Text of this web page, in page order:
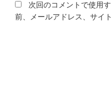
次回のコメントで使用
前、メールアドレス、サイ